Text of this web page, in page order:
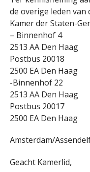
de overige leden van
Kamer der Staten-
– Binnenhof 4
2513 AA Den Haag
Postbus 20018
2500 EA Den Haag
-Binnenhof 22
2513 AA Den Haag
Postbus 20017
2500 EA Den Haag
Amsterdam/
Geacht Kamerlid,